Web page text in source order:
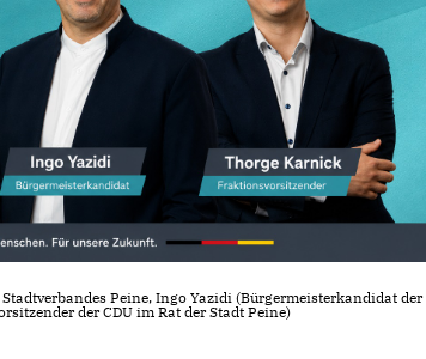
Peine, Ingo Yazidi (Bürgermeisterkandidat der
der CDU im Rat der Stadt Peine)